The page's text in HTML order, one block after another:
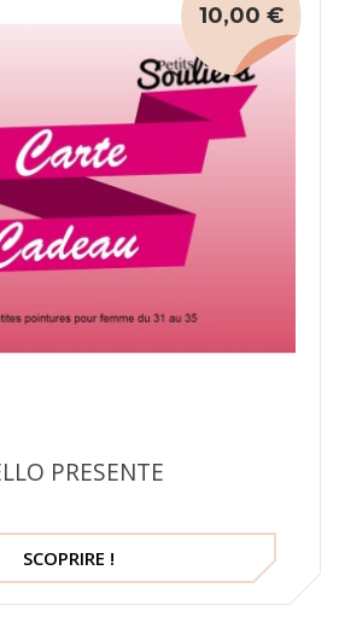
PRESENTE
10,00 €
SCOPRIRE !